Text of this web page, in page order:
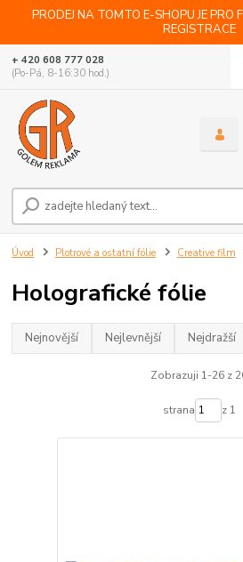
PRODEJ NA TOMTO E-SHOPU JE PRO
REGISTRACE
+ 420 608 777 028
(Po-Pá, 8-16:30 hod.)
Úvod Plotrové a ostatní fólie Creative film
Holografické fólie
Nejnovější Nejlevnější Nejdražší
Zobrazuji 1-26 z
strana z 1